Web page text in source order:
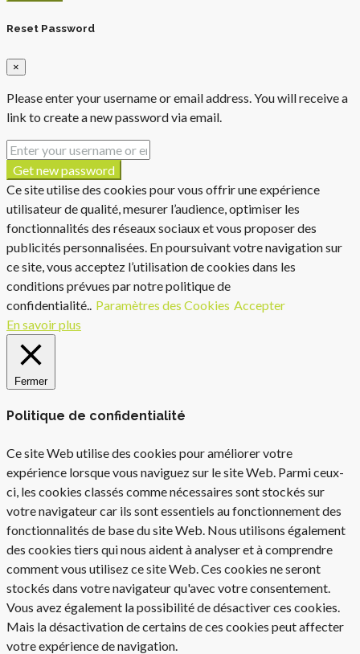
Reset Password
×
Please enter your username or email address. You will receive a
link to create a new password via email.
Get new password
Ce site utilise des cookies pour vous offrir une expérience
utilisateur de qualité, mesurer l’audience, optimiser les
fonctionnalités des réseaux sociaux et vous proposer des
publicités personnalisées. En poursuivant votre navigation sur
ce site, vous acceptez l’utilisation de cookies dans les
conditions prévues par notre politique de
confidentialité.. Paramètres des Cookies Accepter
En savoir plus
Fermer
Politique de confidentialité
Ce site Web utilise des cookies pour améliorer votre
expérience lorsque vous naviguez sur le site Web. Parmi ceux-
ci, les cookies classés comme nécessaires sont stockés sur
votre navigateur car ils sont essentiels au fonctionnement des
fonctionnalités de base du site Web. Nous utilisons également
des cookies tiers qui nous aident à analyser et à comprendre
comment vous utilisez ce site Web. Ces cookies ne seront
stockés dans votre navigateur qu'avec votre consentement.
Vous avez également la possibilité de désactiver ces cookies.
Mais la désactivation de certains de ces cookies peut affecter
votre expérience de navigation.